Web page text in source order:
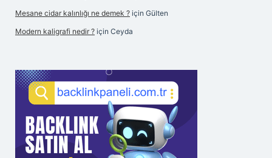
Mesane cidar kalınlığı ne demek ? için Gülten
Modern kaligrafi nedir ? için Ceyda